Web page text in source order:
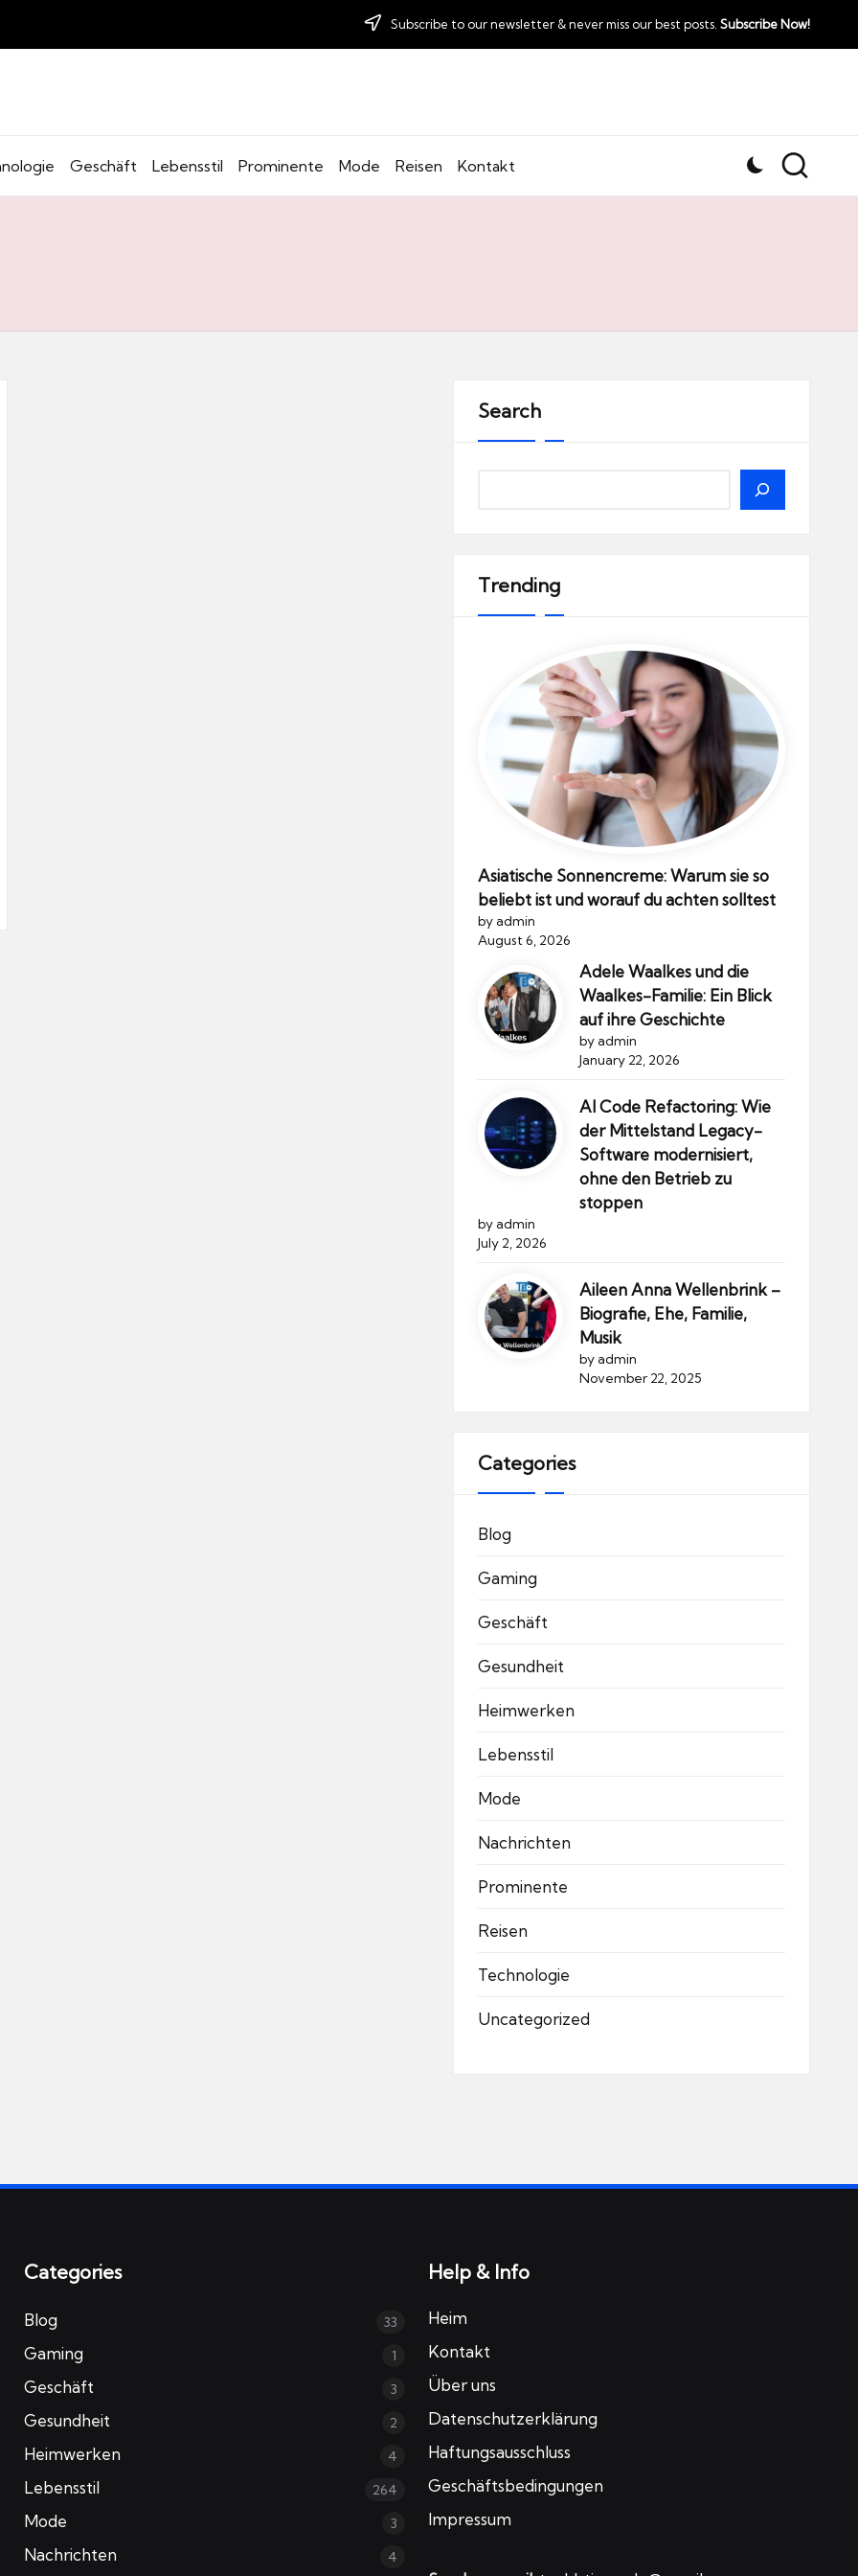
Subscribe to our newsletter & never miss our best posts. Subscribe Now!
Geschäft Lebensstil Prominente Mode Reisen Kontakt
Search
Trending
Asiatische Sonnencreme: Warum sie so
beliebt ist und worauf du achten solltest
by admin
August 6, 2026
Adele Waalkes und die
Waalkes-Familie: Ein Blick
auf ihre Geschichte
by admin
January 22, 2026
AI Code Refactoring: Wie
der Mittelstand Legacy-
Software modernisiert,
ohne den Betrieb zu
stoppen
by admin
July 2, 2026
Aileen Anna Wellenbrink –
Biografie, Ehe, Familie,
Musik
by admin
November 22, 2025
Categories
Blog
Gaming
Geschäft
Gesundheit
Heimwerken
Lebensstil
Mode
Nachrichten
Prominente
Reisen
Technologie
Uncategorized
Categories
Blog 33
Gaming 1
Geschäft 3
Gesundheit 2
Heimwerken 4
Lebensstil 264
Mode 3
Nachrichten 4
Help & Info
Heim
Kontakt
Über uns
Datenschutzerklärung
Haftungsausschluss
Geschäftsbedingungen
Impressum